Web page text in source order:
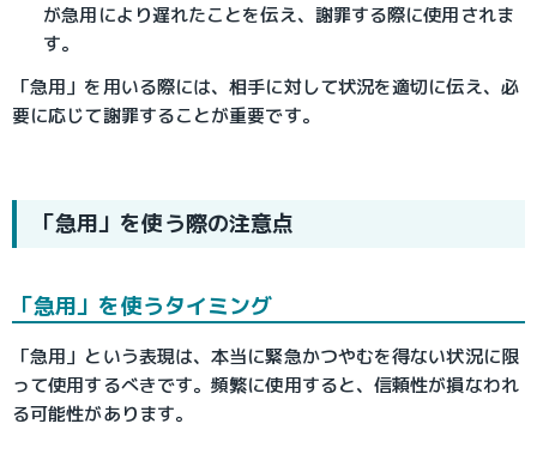
が急用により遅れたことを伝え、謝罪する際に使用されま
す。
「急用」を用いる際には、相手に対して状況を適切に伝え、必
要に応じて謝罪することが重要です。
「急用」を使う際の注意点
「急用」を使うタイミング
「急用」という表現は、本当に緊急かつやむを得ない状況に限
って使用するべきです。頻繁に使用すると、信頼性が損なわれ
る可能性があります。